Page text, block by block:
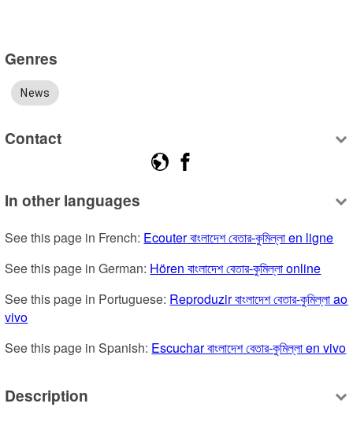
Genres
News
Contact
In other languages
See this page in French: Ecouter বাংলাদেশ বেতার-কুমিল্লা en ligne
See this page in German: Hören বাংলাদেশ বেতার-কুমিল্লা online
See this page in Portuguese: Reproduzir বাংলাদেশ বেতার-কুমিল্লা ao
vivo
See this page in Spanish: Escuchar বাংলাদেশ বেতার-কুমিল্লা en vivo
Description